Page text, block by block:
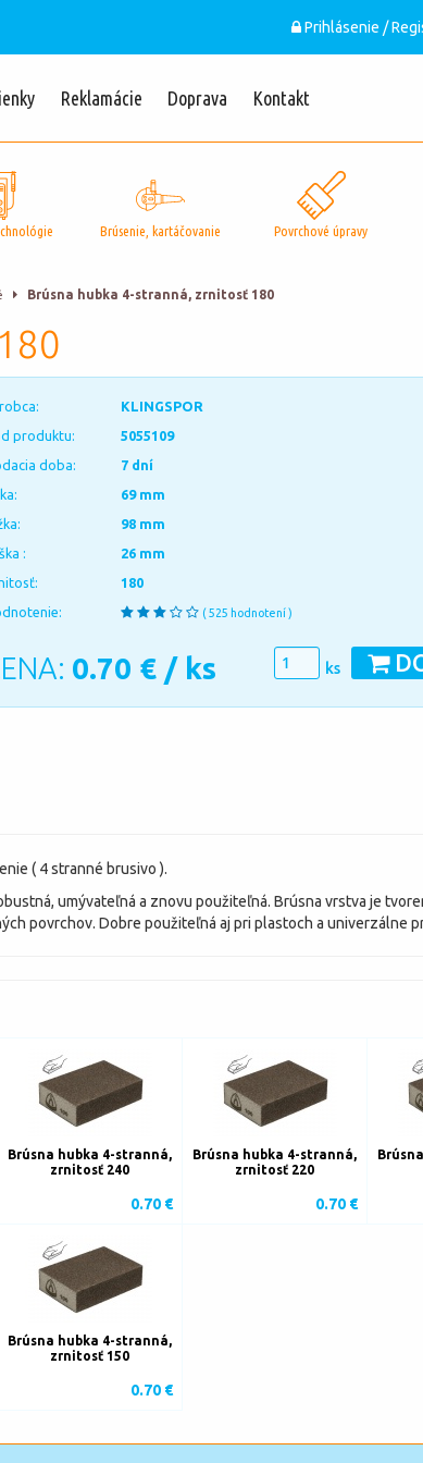
Prihlásenie /
Reklamácie Doprava Kontakt
Brúsenie, kartáčovanie Povrchové úpravy
Brúsna hubka 4-stranná, zrnitosť 180
KLINGSPOR
produktu:
5055109
doba:
7 dní
69 mm
98 mm
:
26 mm
180
( 525 hodnotení )
0.70 € / ks ks
( 4 stranné brusivo ).
umývateľná a znovu použiteľná. Brúsna vrstva je
povrchov. Dobre použiteľná aj pri plastoch a univerzálne
Brúsna hubka 4-stranná,
zrnitosť 240
0.70 €
Brúsna hubka 4-stranná,
zrnitosť 220
0.70 €
Brúsna hubka 4-stranná,
zrnitosť 150
0.70 €